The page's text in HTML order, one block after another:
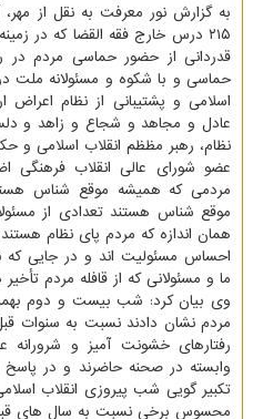
به گزارش نور معرفت به نقل از
۲۱۵ درس خارج فقه القضا که در زمینه علمیه
حماسی و با شکوه و مسئولانه ملت
اسلامی و پشتیبانی از نظام اعراض
عادل و مجاهد و شجاع و زاهد و
نظام، رهبر مظظم انقلاب اسلامی و
عضو شورای عالی انقلاب فرهنگی
مردمی که همیشه موقع شناس
موقع شناس هستند تعدادی از
همان اندازه که مردم پای نظام هستند
احساس مسئولیت اند و در جایی که
ما و مسئولانی که از قافله مردم
وی بیان کرد: شب بیست و دوم بهمن
مردم نشان دادند نسبت به سنوات
رفتارهای خشونت آمیز و
وابسته در صحنه حاضرند و در پاسخ
تکبیر گویی شب پیروزی انقلاب
محسوس برخی نسبت به سال های